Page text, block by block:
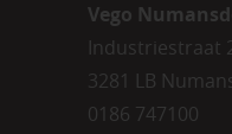
Vego
Industriestraat
3281 LB
0186 747100